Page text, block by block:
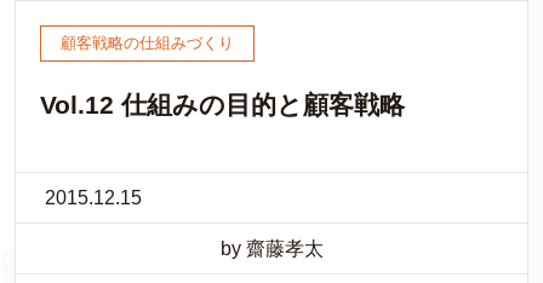
顧客戦略の仕組みづくり
Vol.12 仕組みの目的と顧客戦略
2015.12.15
by 齋藤孝太